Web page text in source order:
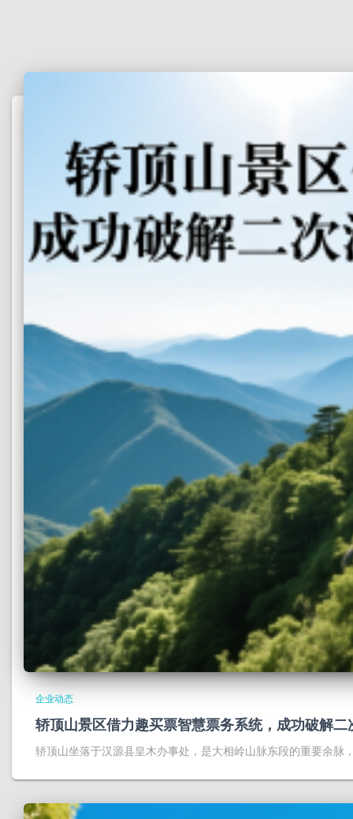
企业动态
轿顶山景区借力趣买票智慧票务系统，成功破解
轿顶山坐落于汉源县皇木办事处，是大相岭山脉东段的重要余脉